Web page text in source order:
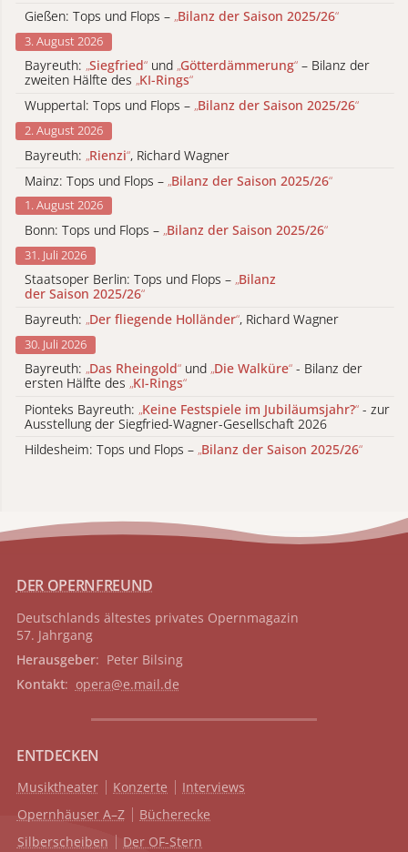
Gießen: Tops und Flops – „Bilanz der Saison 2025/26“
3. August 2026
Bayreuth: „Siegfried“ und „Götterdämmerung“ – Bilanz der
zweiten Hälfte des „KI-Rings“
Wuppertal: Tops und Flops – „Bilanz der Saison 2025/26“
2. August 2026
Bayreuth: „Rienzi“, Richard Wagner
Mainz: Tops und Flops – „Bilanz der Saison 2025/26“
1. August 2026
Bonn: Tops und Flops – „Bilanz der Saison 2025/26“
31. Juli 2026
Staatsoper Berlin: Tops und Flops – „Bilanz
der Saison 2025/26“
Bayreuth: „Der fliegende Holländer“, Richard Wagner
30. Juli 2026
Bayreuth: „Das Rheingold“ und „Die Walküre“ - Bilanz der
ersten Hälfte des „KI-Rings“
Pionteks Bayreuth: „Keine Festspiele im Jubiläumsjahr?“ - zur
Ausstellung der Siegfried-Wagner-Gesellschaft 2026
Hildesheim: Tops und Flops – „Bilanz der Saison 2025/26“
DER OPERNFREUND
Deutschlands ältestes privates Opernmagazin
57. Jahrgang
Herausgeber: Peter Bilsing
Kontakt: opera@e.mail.de
ENTDECKEN
Musiktheater Konzerte
Interviews
Opernhäuser A–Z
Bücherecke
Silberscheiben
Der OF-Stern